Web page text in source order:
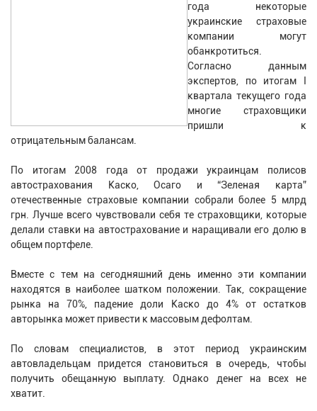
года некоторые
украинские страховые
компании могут
обанкротиться.
Согласно данным
экспертов, по итогам I
квартала текущего года
многие страховщики
пришли к
отрицательным балансам.
По итогам 2008 года от продажи украинцам полисов
автострахования Каско, Осаго и “Зеленая карта”
отечественные страховые компании собрали более 5 млрд
грн. Лучше всего чувствовали себя те страховщики, которые
делали ставки на автострахование и наращивали его долю в
общем портфеле.
Вместе с тем на сегодняшний день именно эти компании
находятся в наиболее шатком положении. Так, сокращение
рынка на 70%, падение доли Каско до 4% от остатков
авторынка может привести к массовым дефолтам.
По словам специалистов, в этот период украинским
автовладельцам придется становиться в очередь, чтобы
получить обещанную выплату. Однако денег на всех не
хватит.